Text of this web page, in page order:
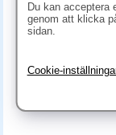
Vitt papper
Du kan acceptera
genom att klicka
sidan.
Cookie-